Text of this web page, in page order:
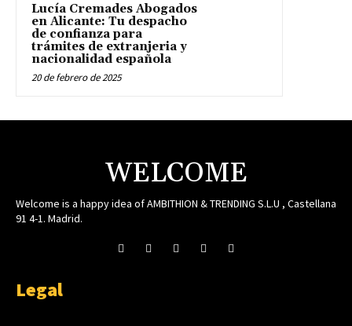
Lucía Cremades Abogados
en Alicante: Tu despacho
de confianza para
trámites de extranjeria y
nacionalidad española
20 de febrero de 2025
WELCOME
Welcome is a happy idea of AMBITHION & TRENDING S.L.U , Castellana
91 4-1. Madrid.
Legal